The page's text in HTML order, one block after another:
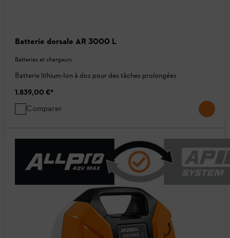
Batterie dorsale AR 3000 L
Batteries et chargeurs
Batterie lithium-Ion à dos pour des tâches prolongées
1.839,00 €*
Comparer